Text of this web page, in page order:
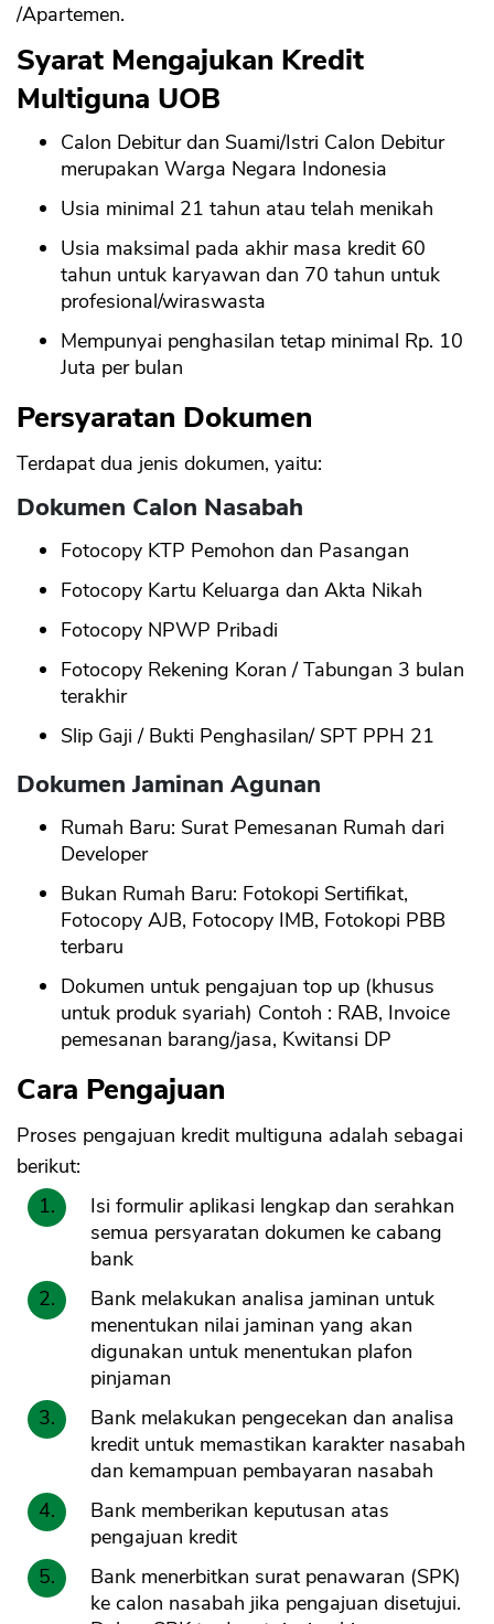
/Apartemen.
Syarat Mengajukan Kredit
Multiguna UOB
Calon Debitur dan Suami/Istri Calon Debitur
merupakan Warga Negara Indonesia
Usia minimal 21 tahun atau telah menikah
Usia maksimal pada akhir masa kredit 60
tahun untuk karyawan dan 70 tahun untuk
profesional/wiraswasta
Mempunyai penghasilan tetap minimal Rp. 10
Juta per bulan
Persyaratan Dokumen
Terdapat dua jenis dokumen, yaitu:
Dokumen Calon Nasabah
Fotocopy KTP Pemohon dan Pasangan
Fotocopy Kartu Keluarga dan Akta Nikah
Fotocopy NPWP Pribadi
Fotocopy Rekening Koran / Tabungan 3 bulan
terakhir
Slip Gaji / Bukti Penghasilan/ SPT PPH 21
Dokumen Jaminan Agunan
Rumah Baru: Surat Pemesanan Rumah dari
Developer
Bukan Rumah Baru: Fotokopi Sertifikat,
Fotocopy AJB, Fotocopy IMB, Fotokopi PBB
terbaru
Dokumen untuk pengajuan top up (khusus
untuk produk syariah) Contoh : RAB, Invoice
pemesanan barang/jasa, Kwitansi DP
Cara Pengajuan
Proses pengajuan kredit multiguna adalah sebagai
berikut:
Isi formulir aplikasi lengkap dan serahkan
semua persyaratan dokumen ke cabang
bank
Bank melakukan analisa jaminan untuk
menentukan nilai jaminan yang akan
digunakan untuk menentukan plafon
pinjaman
Bank melakukan pengecekan dan analisa
kredit untuk memastikan karakter nasabah
dan kemampuan pembayaran nasabah
Bank memberikan keputusan atas
pengajuan kredit
Bank menerbitkan surat penawaran (SPK)
ke calon nasabah jika pengajuan disetujui.